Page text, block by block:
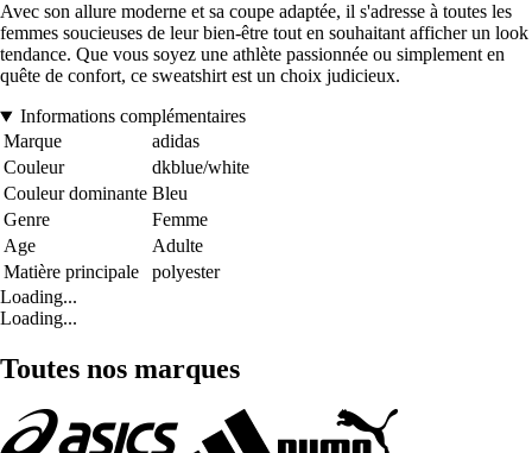
Avec son allure moderne et sa coupe adaptée, il s'adresse à toutes les
femmes soucieuses de leur bien-être tout en souhaitant afficher un look
tendance. Que vous soyez une athlète passionnée ou simplement en
quête de confort, ce sweatshirt est un choix judicieux.
Informations complémentaires
Marque
adidas
Couleur
dkblue/white
Couleur dominante Bleu
Genre
Femme
Age
Adulte
Matière principale
polyester
Loading...
Loading...
Toutes nos marques